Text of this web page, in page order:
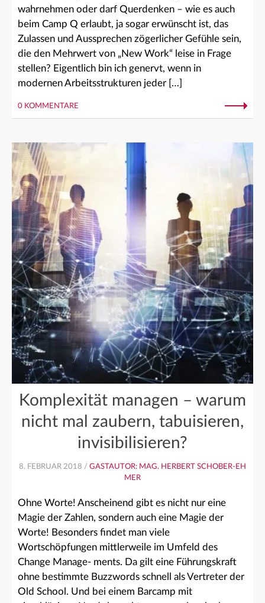
wahrnehmen oder darf Querdenken – wie es auch
beim Camp Q erlaubt, ja sogar erwünscht ist, das
Zulassen und Aussprechen zögerlicher Gefühle sein,
die den Mehrwert von „New Work“ leise in Frage
stellen? Eigentlich bin ich genervt, wenn in
modernen Arbeitsstrukturen jeder […]
0 KOMMENTARE
Komplexität managen – warum
nicht mal zaubern, tabuisieren,
invisibilisieren?
8. FEBRUAR 2018 / GASTAUTOR: MAG. HERBERT SCHOBER-EH
MER
Ohne Worte! Anscheinend gibt es nicht nur eine
Magie der Zahlen, sondern auch eine Magie der
Worte! Besonders findet man viele
Wortschöpfungen mittlerweile im Umfeld des
Change Manage- ments. Da gilt eine Führungskraft
ohne bestimmte Buzzwords schnell als Vertreter der
Old School. Und bei einem Barcamp mit